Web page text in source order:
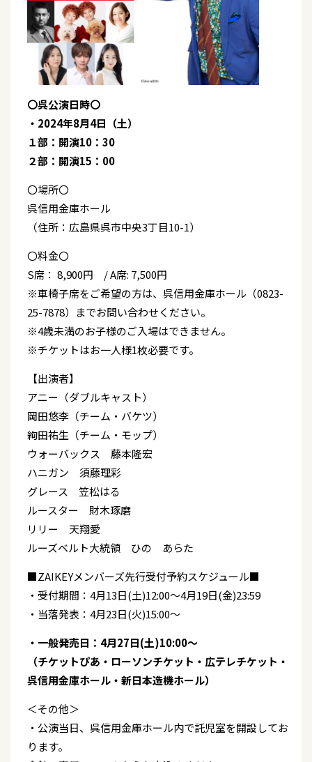
〇呉公演日時〇
・2024年8月4日（土）
１部：開演10：30
２部：開演15：00
〇場所〇
呉信用金庫ホール
（住所：広島県呉市中央3丁目10-1）
〇料金〇
S席： 8,900円 / A席: 7,500円
※車椅子席をご希望の方は、呉信用金庫ホール（0823-
25-7878）までお問い合わせください。
※4歳未満のお子様のご入場はできません。
※チケットはお一人様1枚必要です。
【出演者】
アニー（ダブルキャスト）
岡田悠李（チーム・バケツ）
絢田祐生（チーム・モップ）
ウォーバックス 藤本隆宏
ハニガン 須藤理彩
グレース 笠松はる
ルースター 財木琢磨
リリー 天翔愛
ルーズベルト大統領 ひの あらた
■ZAIKEYメンバーズ先行受付予約スケジュール■
・受付期間：4月13日(土)12:00～4月19日(金)23:59
・当落発表：4月23日(火)15:00～
・一般発売日：4月27日(土)10:00～
（チケットぴあ・ローソンチケット・広テレチケット・
呉信用金庫ホール・新日本造機ホール）
＜その他＞
・公演当日、呉信用金庫ホール内で託児室を開設してお
ります。